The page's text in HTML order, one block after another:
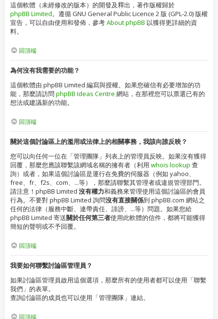
這個軟體（未經修改的版本）的開發及釋出，著作版權歸於
phpBB Limited。遵循 GNU General Public Licence 2 版 (GPL-2.0) 版權
宣告，可以自由使用和發佈，參考About phpBB 以獲得更詳細的資
料。
回頂端
為何沒有我需要的功能？
這個軟體由 phpBB Limited 編寫與授權。如果您確信有必要增加的功
能，那麼請訪問 phpBB Ideas Centre 網站，在那裡您可以票選已有的
想法或建議新的功能。
回頂端
關於這個討論區上的濫用或法律上的相關事務，我該向誰反映？
您可以向任何一位在「管理團隊」列表上的管理員反映。如果沒有獲得
回覆，那麼您應該聯繫該網域名稱的擁有者（利用 whois lookup 查
詢）或者，如果這個討論區是運行在免費的伺服器（例如 yahoo、
free、fr、f2s、com、...等），那麼請聯繫其管理者或違規管理部門。
請注意！phpBB Limited 沒有權力和義務來管理使用這個討論區的會員
行為。不要對 phpBB Limited 詢問沒有直接關係到 phpBB.com 網站之
任何的法律（服務中斷、連帶責任、誹謗、...等）問題。如果您給
phpBB Limited 寄送關於任何第三者使用此軟體的信件，都將可能獲得
簡短的聲明或不予回覆。
回頂端
我要如何聯繫討論區管理員？
如果討論區管理員啟用這個選項，那麼所有的使用者都可以使用「聯繫
我們」的表單。
查詢討論區的成員也可以使用「管理團隊」連結。
回頂端